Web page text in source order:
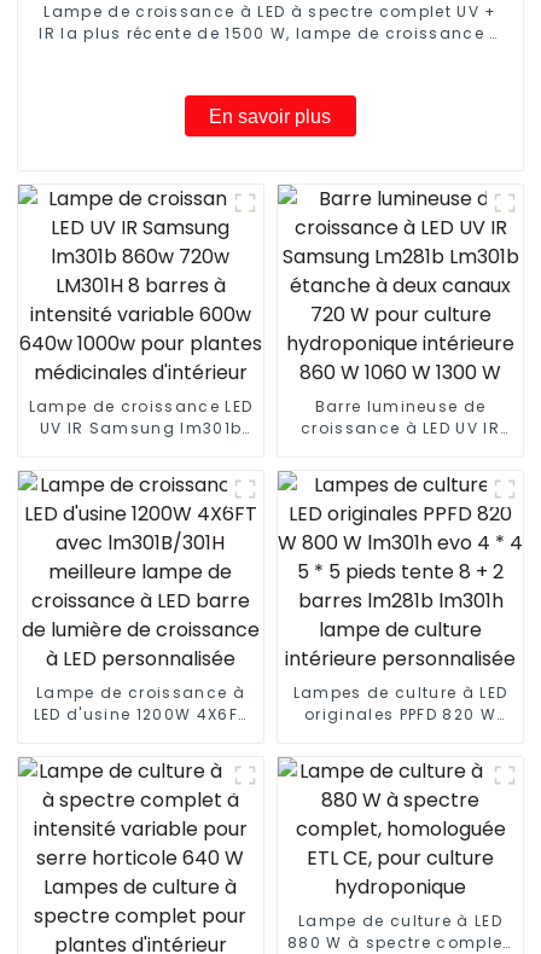
Lampe de croissance à LED à spectre complet UV +
IR la plus récente de 1500 W, lampe de croissance à
En savoir plus
Lampe de croissance LED
UV IR Samsung lm301b
variable 600w 640w
1000w pour plantes
médicinales d'intérieur
Barre lumineuse de
croissance à LED UV IR
étanche à deux canaux
720 W pour culture
hydroponique intérieure
860 W 1060 W 1300 W
Lampe de croissance à
LED d'usine 1200W 4X6FT
meilleure lampe de
croissance à LED barre
de lumière de croissance
à LED personnalisée
Lampes de culture à LED
originales PPFD 820 W
* 5 pieds tente 8 + 2
barres lm281b lm301h
lampe de culture
intérieure personnalisée
Lampe de culture à LED
880 W à spectre complet,